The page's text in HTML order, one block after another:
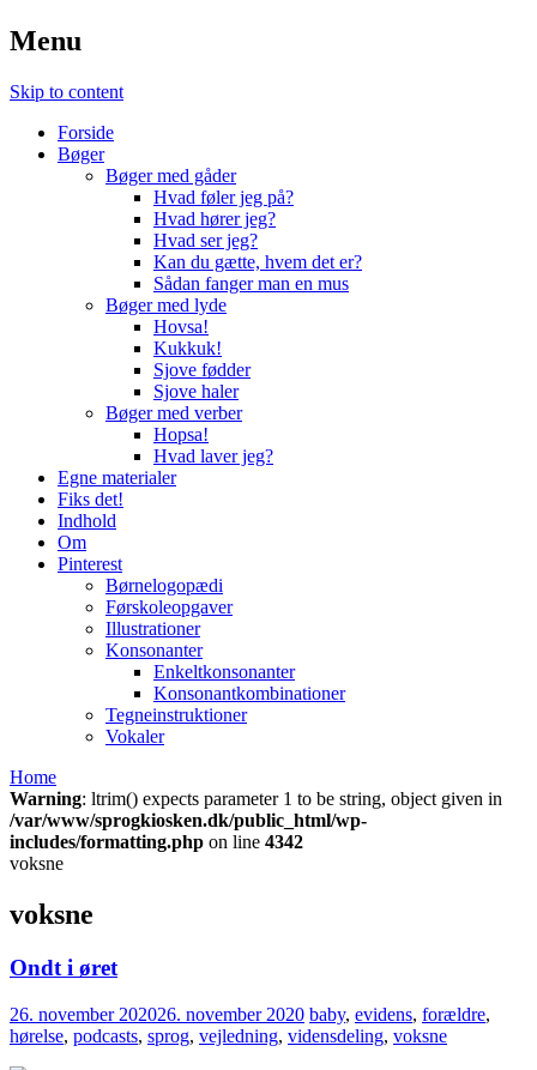
Menu
Skip to content
Forside
Bøger
Bøger med gåder
Hvad føler jeg på?
Hvad hører jeg?
Hvad ser jeg?
Kan du gætte, hvem det er?
Sådan fanger man en mus
Bøger med lyde
Hovsa!
Kukkuk!
Sjove fødder
Sjove haler
Bøger med verber
Hopsa!
Hvad laver jeg?
Egne materialer
Fiks det!
Indhold
Om
Pinterest
Børnelogopædi
Førskoleopgaver
Illustrationer
Konsonanter
Enkeltkonsonanter
Konsonantkombinationer
Tegneinstruktioner
Vokaler
Home
Warning: ltrim() expects parameter 1 to be string, object given in
/var/www/sprogkiosken.dk/public_html/wp-
includes/formatting.php on line 4342
voksne
voksne
Ondt i øret
26. november 202026. november 2020 baby, evidens, forældre,
hørelse, podcasts, sprog, vejledning, vidensdeling, voksne